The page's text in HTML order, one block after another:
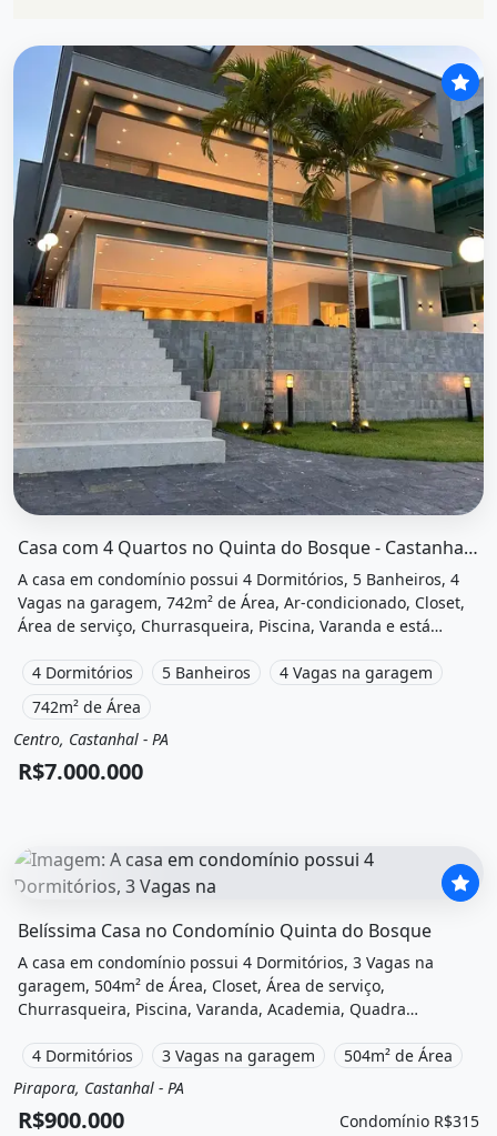
Casa com 4 Quartos no Quinta do Bosque - Castanhal - Pa
A casa em condomínio possui 4 Dormitórios, 5 Banheiros, 4
Vagas na garagem, 742m² de Área, Ar-condicionado, Closet,
Área de serviço, Churrasqueira, Piscina, Varanda e está
por R$7.000.000.
4 Dormitórios 5 Banheiros
4 Vagas na garagem
742m² de Área
Venda
Casa em condomínio
Centro, Castanhal - PA
R$7.000.000
Belíssima Casa no Condomínio Quinta do Bosque
A casa em condomínio possui 4 Dormitórios, 3 Vagas na
garagem, 504m² de Área, Closet, Área de serviço,
Churrasqueira, Piscina, Varanda, Academia, Quadra
Maximiano, Castanhal, Pa à venda por R$900.000 e
Condomínio por R$315 /Mês.
4 Dormitórios 3 Vagas na garagem
504m² de Área
Venda
Casa em condomínio
Pirapora, Castanhal - PA
R$900.000 Condomínio R$315